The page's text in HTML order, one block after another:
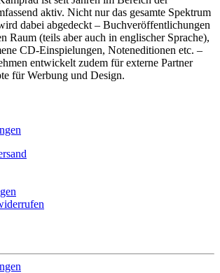
aktiv. Nicht nur das gesamte Spektrum
dabei abgedeckt – Buchveröffentlichungen
Raum (teils aber auch in englischer Sprache),
CD-Einspielungen, Noteneditionen etc. –
entwickelt zudem für externe Partner
für Werbung und Design.